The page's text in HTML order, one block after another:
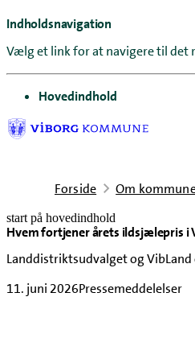
Indholdsnavigation
Vælg et link for at navigere til det
gå til
Hovedindhold
Forside Om
start på hovedindhold
Hvem fortjener årets ildsjælepris i
Landdistriktsudvalget og
11. juni 2026Pressemeddelelser
senest opdateret 9. juli 2026